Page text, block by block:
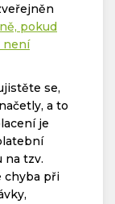
pokud
není
se,
a to
je
na tzv.
chyba při